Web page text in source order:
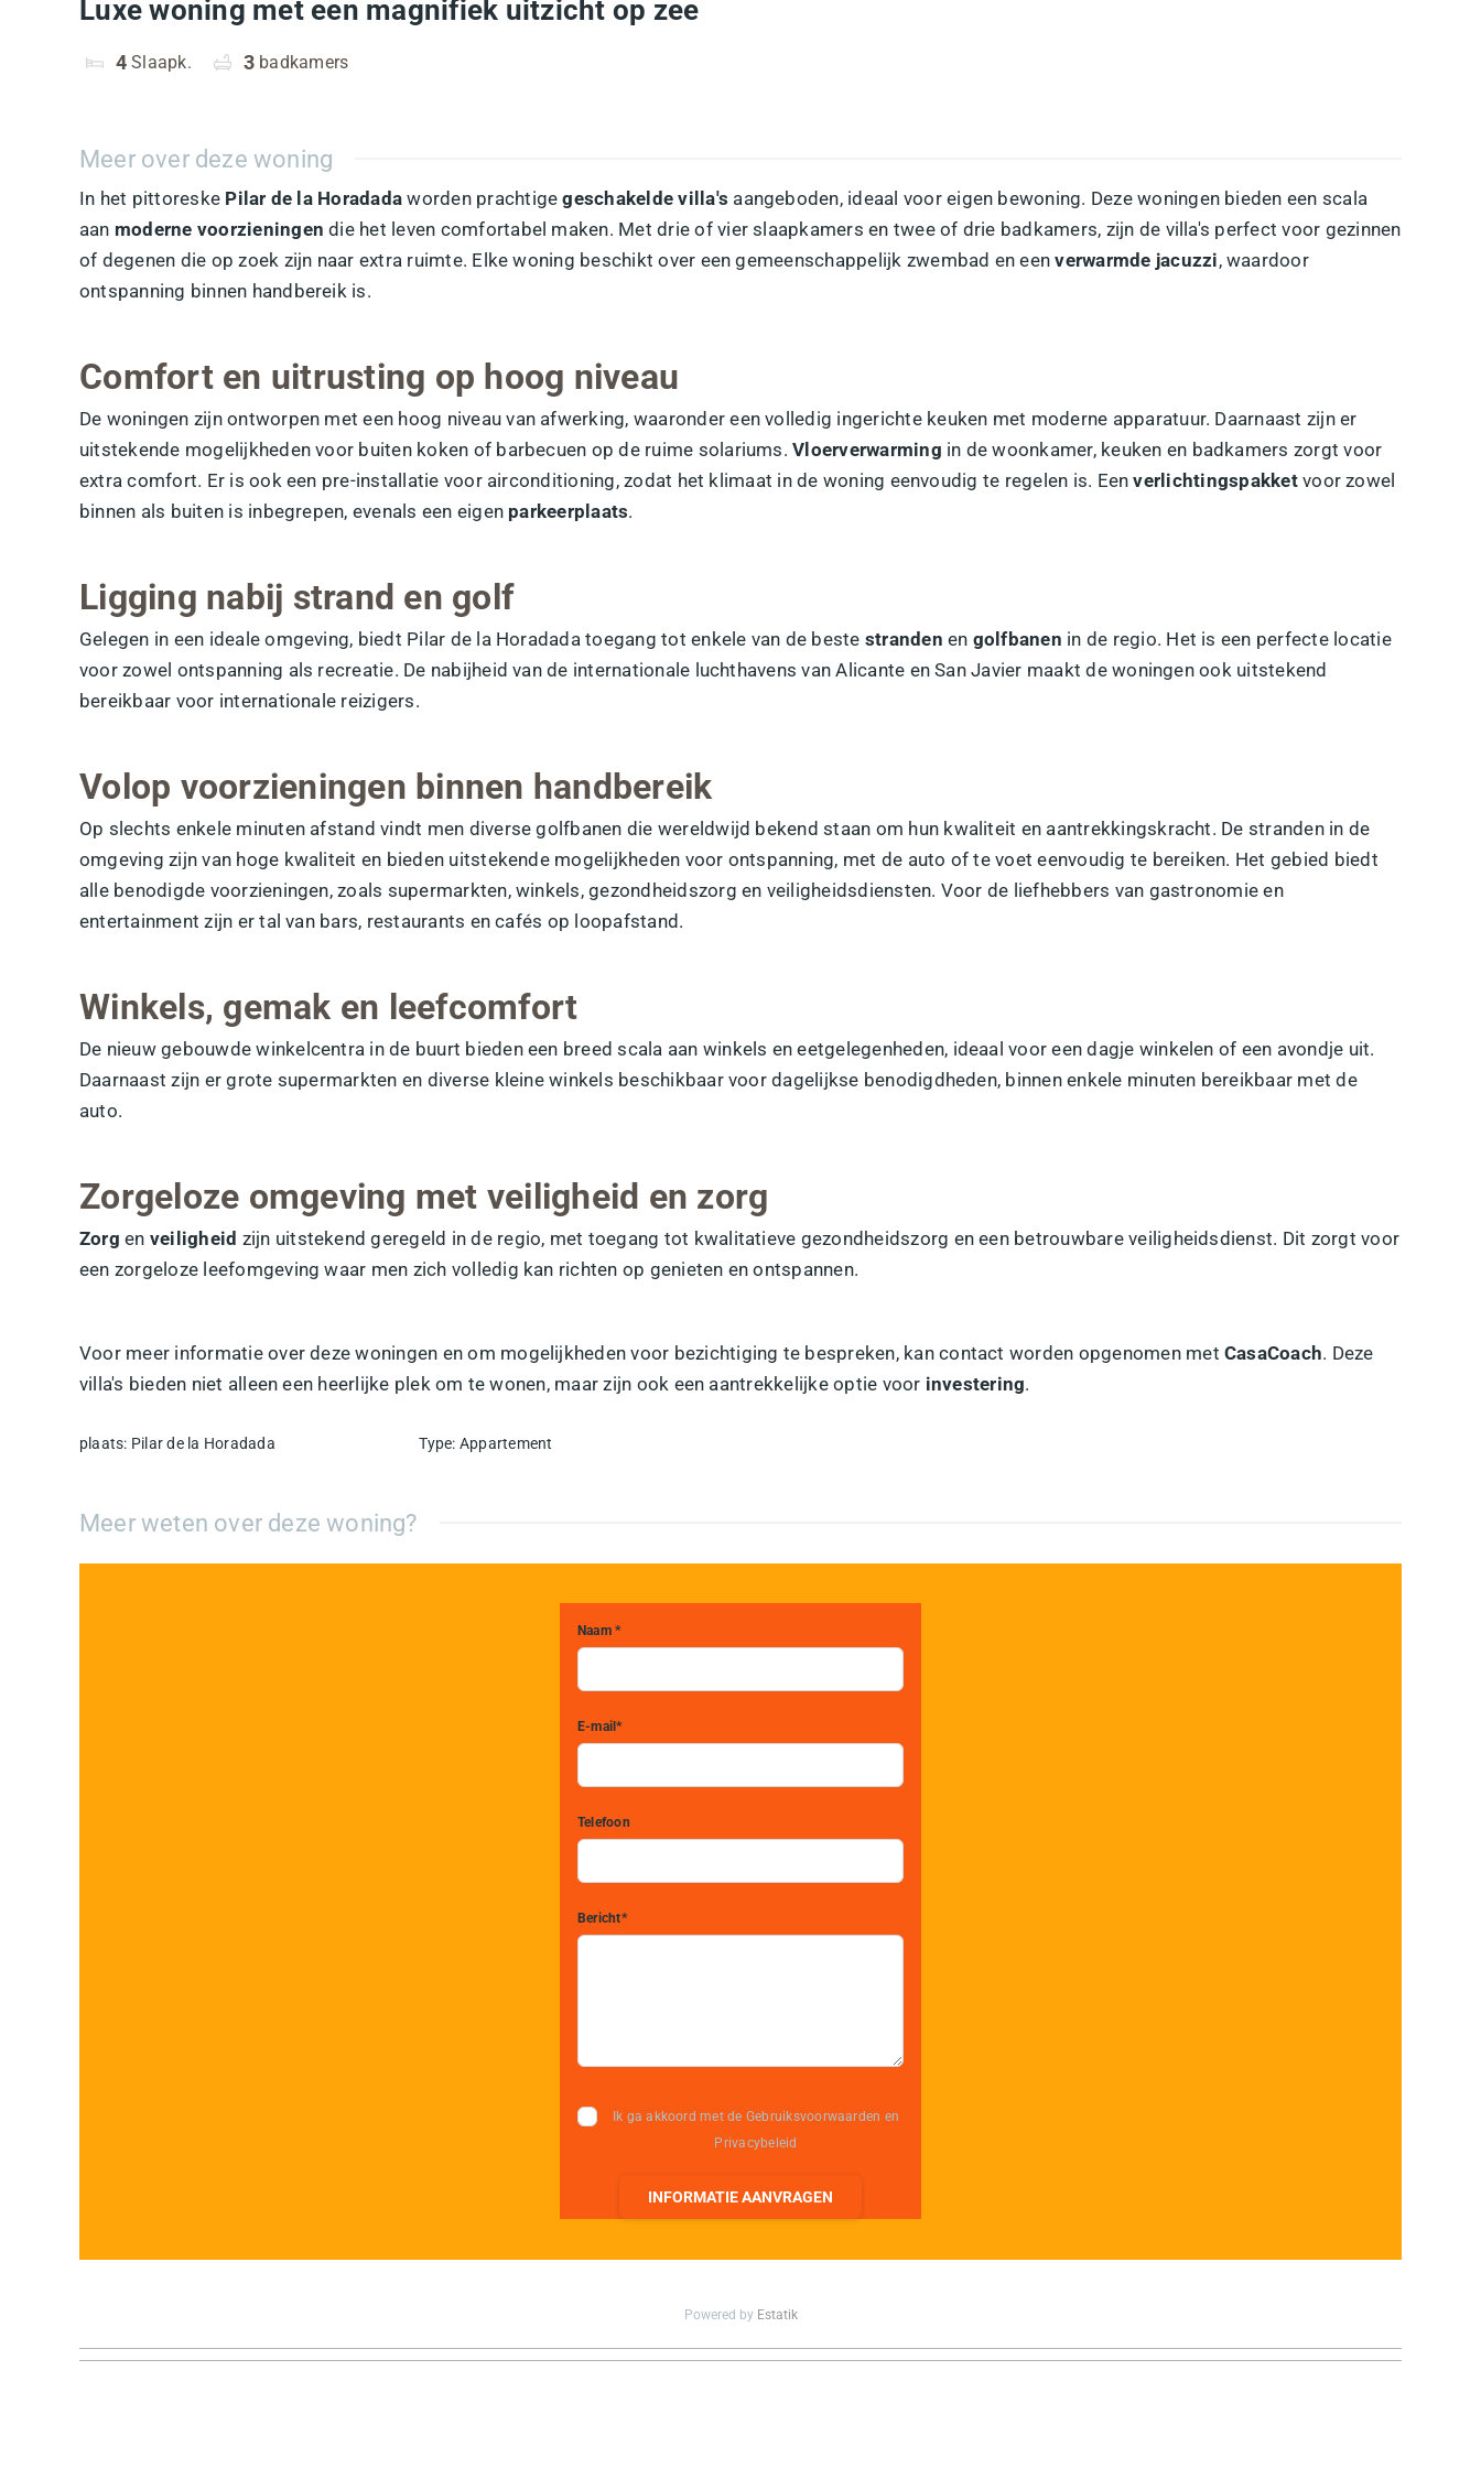
Luxe woning met een magnifiek uitzicht op zee
4 Slaapk. 3 badkamers
Meer over deze woning
In het pittoreske Pilar de la Horadada worden prachtigegeschakelde villa's aangeboden, ideaal voor eigen bewoning. Deze woningen bieden een scala
aan moderne voorzieningen die het leven comfortabel maken. Met drie of vier slaapkamers en twee of drie badkamers, zijn de villa's perfect voor gezinnen
of degenen die op zoek zijn naar extra ruimte. Elke woning beschikt over een gemeenschappelijk zwembad en eenverwarmde jacuzzi, waardoor
ontspanning binnen handbereik is.
Comfort en uitrusting op hoog niveau
De woningen zijn ontworpen met een hoog niveau van afwerking, waaronder een volledig ingerichte keuken met moderne apparatuur. Daarnaast zijn er
uitstekende mogelijkheden voor buiten koken of barbecuen op de ruime solariums.Vloerverwarming in de woonkamer, keuken en badkamers zorgt voor
extra comfort. Er is ook een pre-installatie voor airconditioning, zodat het klimaat in de woning eenvoudig te regelen is. Eenverlichtingspakketvoor zowel
binnen als buiten is inbegrepen, evenals een eigen parkeerplaats.
Ligging nabij strand en golf
Gelegen in een ideale omgeving, biedt Pilar de la Horadada toegang tot enkele van de beste stranden en golfbanen in de regio. Het is een perfecte locatie
voor zowel ontspanning als recreatie. De nabijheid van de internationale luchthavens van Alicante en San Javier maakt de woningen ook uitstekend
bereikbaar voor internationale reizigers.
Volop voorzieningen binnen handbereik
Op slechts enkele minuten afstand vindt men diverse golfbanen die wereldwijd bekend staan om hun kwaliteit en aantrekkingskracht. De stranden in de
omgeving zijn van hoge kwaliteit en bieden uitstekende mogelijkheden voor ontspanning, met de auto of te voet eenvoudig te bereiken. Het gebied biedt
alle benodigde voorzieningen, zoals supermarkten, winkels, gezondheidszorg en veiligheidsdiensten. Voor de liefhebbers van gastronomie en
entertainment zijn er tal van bars, restaurants en cafés op loopafstand.
Winkels, gemak en leefcomfort
De nieuw gebouwde winkelcentra in de buurt bieden een breed scala aan winkels en eetgelegenheden, ideaal voor een dagje winkelen of een avondje uit.
Daarnaast zijn er grote supermarkten en diverse kleine winkels beschikbaar voor dagelijkse benodigdheden, binnen enkele minuten bereikbaar met de
auto.
Zorgeloze omgeving met veiligheid en zorg
Zorg en veiligheid zijn uitstekend geregeld in de regio, met toegang tot kwalitatieve gezondheidszorg en een betrouwbare veiligheidsdienst. Dit zorgt voor
een zorgeloze leefomgeving waar men zich volledig kan richten op genieten en ontspannen.
Voor meer informatie over deze woningen en om mogelijkheden voor bezichtiging te bespreken, kan contact worden opgenomen met CasaCoach. Deze
villa's bieden niet alleen een heerlijke plek om te wonen, maar zijn ook een aantrekkelijke optie voor investering.
plaats: Pilar de la Horadada Type: Appartement
Meer weten over deze woning?
Naam *
E-mail*
Telefoon
Bericht*
Ik ga akkoord met de Gebruiksvoorwaarden en
Privacybeleid
INFORMATIE AANVRAGEN
Powered by Estatik